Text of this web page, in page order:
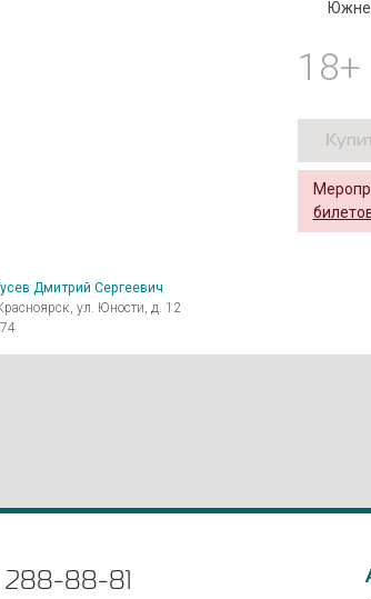
18+
Дмитрий Сергеевич
ул. Юности, д. 12
288-88-81